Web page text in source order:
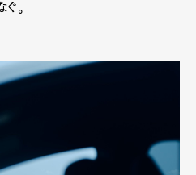
GourmetCars
。